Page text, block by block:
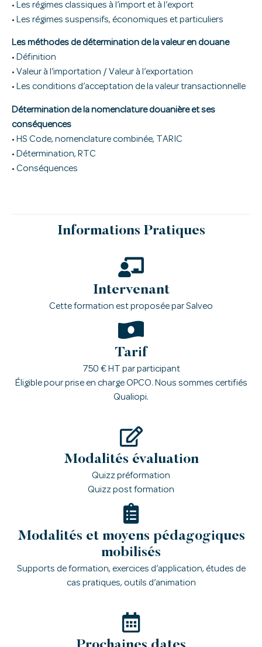
• Les régimes classiques à l’import et à l’export
• Les régimes suspensifs, économiques et particuliers
Les méthodes de détermination de la valeur en douane
• Définition
• Valeur à l’importation / Valeur à l’exportation
• Les conditions d’acceptation de la valeur transactionnelle
Détermination de la nomenclature douanière et ses
conséquences
• HS Code, nomenclature combinée, TARIC
• Détermination, RTC
• Conséquences
Informations Pratiques
Intervenant
Cette formation est proposée par Salveo
Tarif
750 € HT par participant
Éligible pour prise en charge OPCO. Nous sommes certifiés
Qualiopi.
Modalités évaluation
Quizz préformation
Quizz post formation
Modalités et moyens pédagogiques
mobilisés
Supports de formation, exercices d’application, études de
cas pratiques, outils d’animation